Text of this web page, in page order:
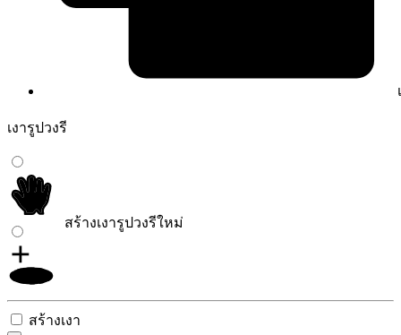
เงารูปวงรี
สร้างเงารูปวงรีใหม่
สร้างเงา